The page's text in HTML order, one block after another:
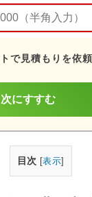
で見積もりを依
次にすすむ
目次 [表示